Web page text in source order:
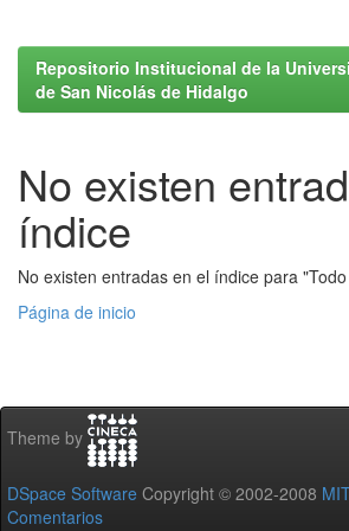
Repositorio Institucional de la
de San Nicolás de Hidalgo
No existen
índice
No existen entradas en el índice para
Página de inicio
Theme by
DSpace Software Copyright © 2002-2008
Comentarios